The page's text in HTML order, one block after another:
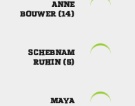

 

 
